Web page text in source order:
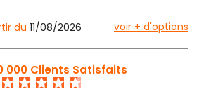
du 11/08/2026 voir + d'options
000 Clients Satisfaits